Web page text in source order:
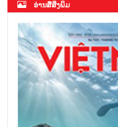
ອ່ານສື່ສິ່ງພິມ